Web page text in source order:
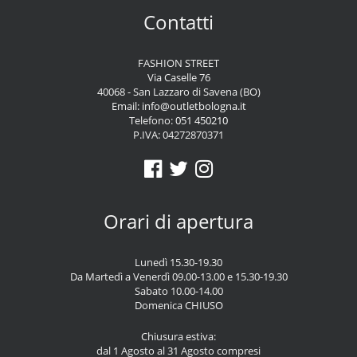
Contatti
FASHION STREET
Via Caselle 76
40068 - San Lazzaro di Savena (BO)
Email: info@outletbologna.it
Telefono:051 450210
P.IVA: 04272870371
Orari di apertura
Lunedì 15.30-19.30
Da Martedì a Venerdì 09.00-13.00 e 15.30-19.30
Sabato 10.00-14.00
Domenica CHIUSO
Chiusura estiva:
dal 1 Agosto al 31 Agosto compresi